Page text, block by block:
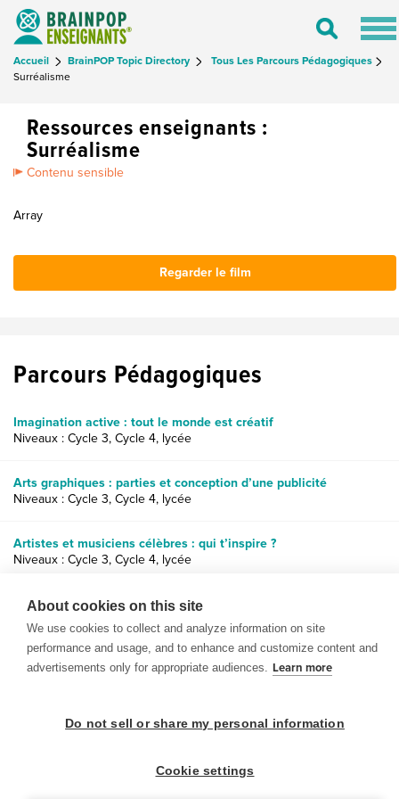
Toggle
Accueil BrainPOP Topic Directory
Tous Les Parcours Pédagogiques
Surréalisme
Ressources enseignants :
Surréalisme
Contenu sensible
Array
Regarder le film
Parcours Pédagogiques
Imagination active : tout le monde est créatif
Niveaux : Cycle 3, Cycle 4, lycée
Arts graphiques : parties et conception d’une publicité
Niveaux : Cycle 3, Cycle 4, lycée
Artistes et musiciens célèbres : qui t’inspire ?
Niveaux : Cycle 3, Cycle 4, lycée
L’Art dans la nature : impressionnisme et peinture de paysage
Niveaux : Cycle 3, Cycle 4
About cookies on this site
We use cookies to collect and analyze information on site
performance and usage, and to enhance and customize content and
advertisements only for appropriate audiences. Learn more
Do not sell or share my personal information
Cookie settings